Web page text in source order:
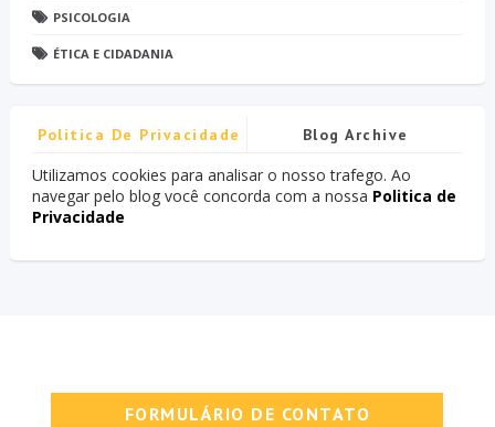
PSICOLOGIA
ÉTICA E CIDADANIA
Politica De Privacidade Blog Archive
Utilizamos cookies para analisar o nosso trafego. Ao
navegar pelo blog você concorda com a nossa Politica de
Privacidade
FORMULÁRIO DE CONTATO